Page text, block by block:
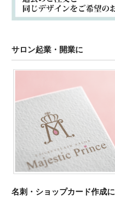
サロン起業・開業に
名刺・ショップカード作成に